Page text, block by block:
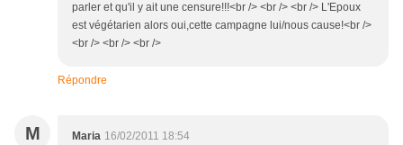
parler et qu'il y ait une censure!!!<br /> <br /> <br /> L'Epoux
est végétarien alors oui,cette campagne lui/nous cause!<br />
<br /> <br /> <br />
Répondre
M Maria 16/02/2011 18:54